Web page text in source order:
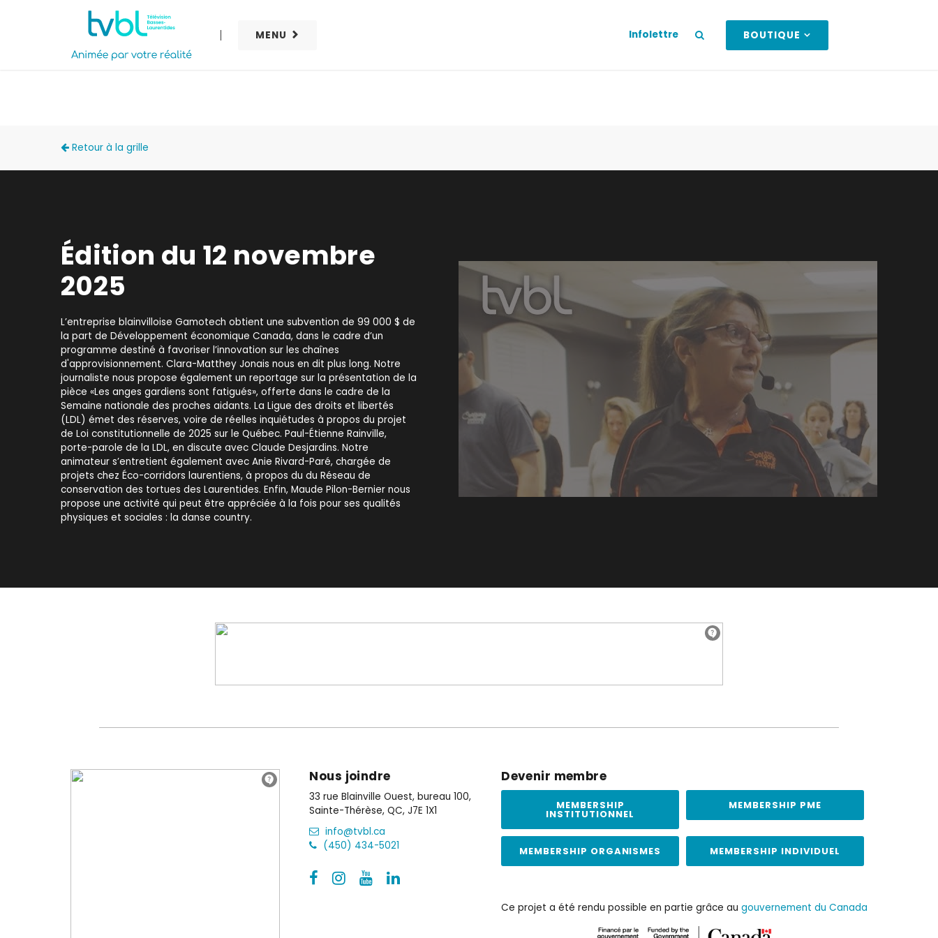
MENU Infolettre BOUTIQUE
Retour à la grille
Édition du 12 novembre
2025
L’entreprise blainvilloise Gamotech obtient une subvention de 99 000 $ de
la part de Développement économique Canada, dans le cadre d’un
programme destiné à favoriser l’innovation sur les chaînes
d'approvisionnement. Clara-Matthey Jonais nous en dit plus long. Notre
journaliste nous propose également un reportage sur la présentation de la
pièce «Les anges gardiens sont fatigués», offerte dans le cadre de la
Semaine nationale des proches aidants. La Ligue des droits et libertés
(LDL) émet des réserves, voire de réelles inquiétudes à propos du projet
de Loi constitutionnelle de 2025 sur le Québec. Paul-Étienne Rainville,
porte-parole de la LDL, en discute avec Claude Desjardins. Notre
animateur s’entretient également avec Anie Rivard-Paré, chargée de
projets chez Éco-corridors laurentiens, à propos du du Réseau de
conservation des tortues des Laurentides. Enfin, Maude Pilon-Bernier nous
propose une activité qui peut être appréciée à la fois pour ses qualités
physiques et sociales : la danse country.
Nous joindre
33 rue Blainville Ouest, bureau 100,
Sainte-Thérèse, QC, J7E 1X1
info@tvbl.ca
(450) 434-5021
Devenir membre
MEMBERSHIP
INSTITUTIONNEL
MEMBERSHIP PME
MEMBERSHIP ORGANISMES MEMBERSHIP INDIVIDUEL
Ce projet a été rendu possible en partie grâce augouvernement du Canada